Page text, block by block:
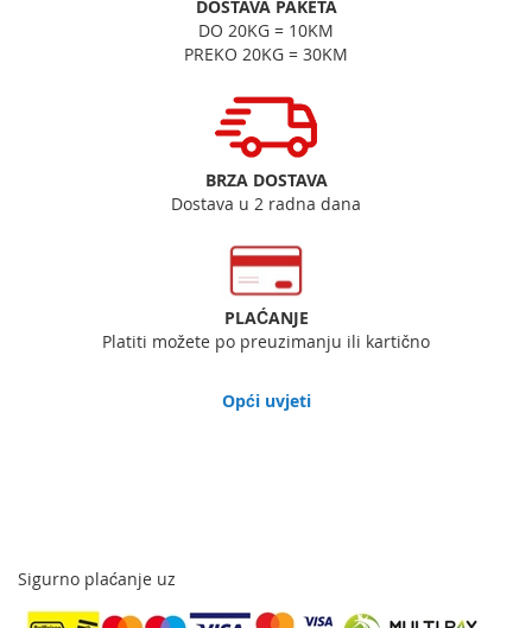
DOSTAVA PAKETA
DO 20KG = 10KM
PREKO 20KG = 30KM
BRZA DOSTAVA
Dostava u 2 radna dana
PLAĆANJE
Platiti možete po preuzimanju ili kartično
Opći uvjeti
Sigurno plaćanje uz